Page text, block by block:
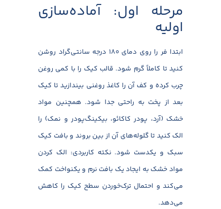
مرحله اول: آماده‌سازی
اولیه
ابتدا فر را روی دمای ۱۸۰ درجه سانتی‌گراد روشن
کنید تا کاملاً گرم شود. قالب کیک را با کمی روغن
چرب کرده و کف آن را کاغذ روغنی بیندازید تا کیک
بعد از پخت به راحتی جدا شود. همچنین مواد
خشک (آرد، پودر کاکائو، بیکینگ‌پودر و نمک) را
الک کنید تا گلوله‌های آن از بین بروند و بافت کیک
سبک و یکدست شود. نکته کاربردی: الک کردن
مواد خشک به ایجاد یک بافت نرم و یکنواخت کمک
می‌کند و احتمال ترک‌خوردن سطح کیک را کاهش
می‌دهد.